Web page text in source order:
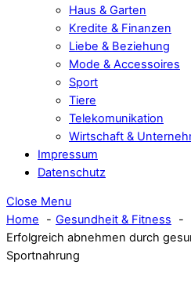
Haus & Garten
Kredite & Finanzen
Liebe & Beziehung
Mode & Accessoires
Sport
Tiere
Telekomunikation
Wirtschaft &
Impressum
Datenschutz
Close Menu
Home
Gesundheit & Fitness
Erfolgreich abnehmen durch
Sportnahrung